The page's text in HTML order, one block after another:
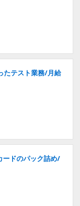
たテスト業務/月給
ードのパック詰め/